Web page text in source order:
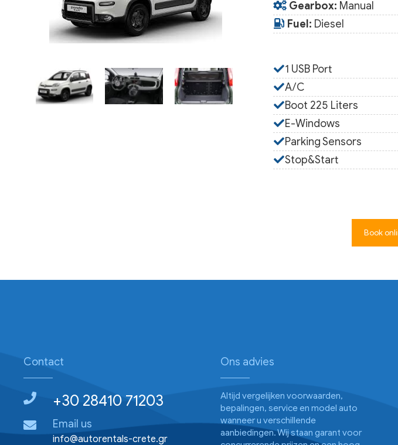
Gearbox: Manual
Fuel: Diesel
1 USB Port
A/C
Boot 225 Liters
E-Windows
Parking Sensors
Stop&Start
Book
Contact
+30 28410 71203
Email us
info@autorentals-crete.gr
Ons advies
Altijd vergelijken voorwaarden,
bepalingen, service en model auto
wanneer u verschillende
aanbiedingen. Wij staan garant voor